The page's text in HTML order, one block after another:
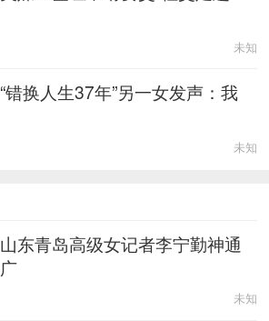
未知
“错换人生37年”另一女发声：我
未知
山东青岛高级女记者李宁勤神通
广
未知